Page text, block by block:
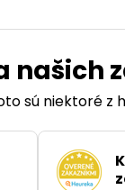
našich
sú niektoré